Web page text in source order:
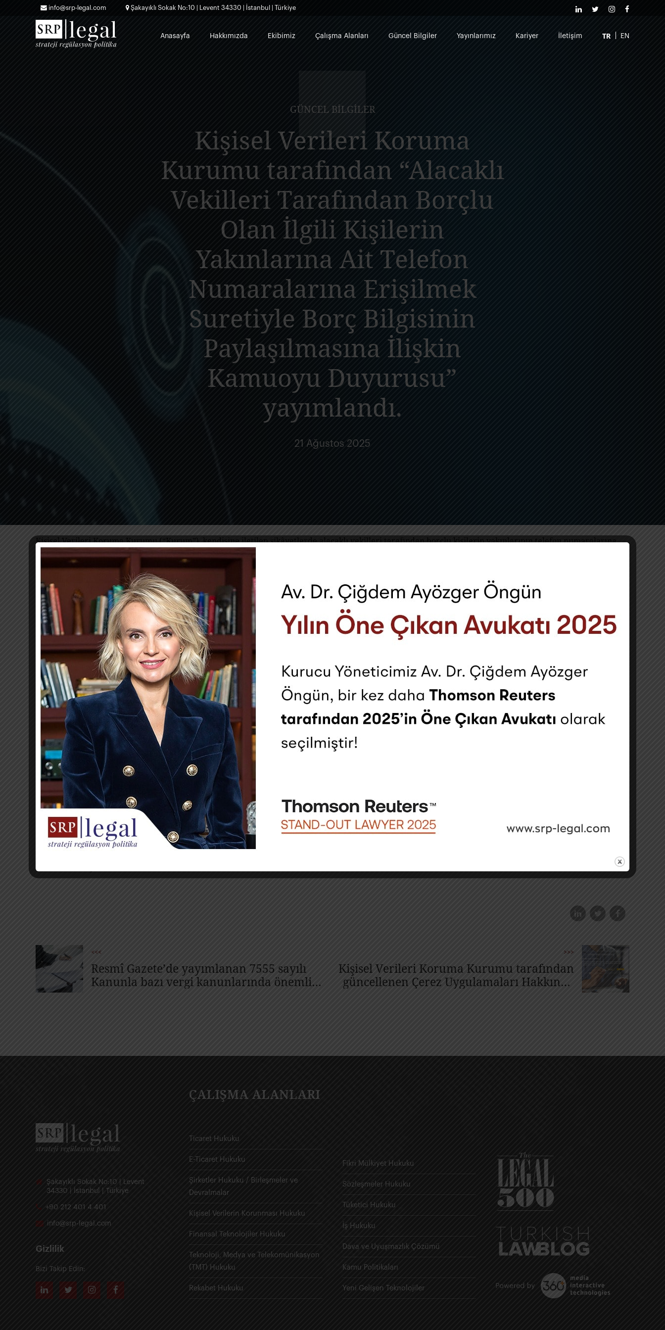
info@srp-legal.com Şakayıklı Sokak No:10 | Levent 34330 | İstanbul | Türkiye
Anasayfa Hakkımızda Ekibimiz Çalışma Alanları Güncel Bilgiler Yayınlarımız Kariyer İletişim TR EN
GÜNCEL BILGILER
Kişisel Verileri Koruma
Kurumu tarafından “Alacaklı
Vekilleri Tarafından Borçlu
Olan İlgili Kişilerin
Yakınlarına Ait Telefon
Numaralarına Erişilmek
Suretiyle Borç Bilgisinin
Paylaşılmasına İlişkin
Kamuoyu Duyurusu”
yayımlandı.
21 Ağustos 2025
Kişisel Verileri Koruma Kurumu (“Kurum”), kendisine iletilen şikâyetlerde alacaklı vekilleri tarafından borçlu kişilerin yakınlarının telefon numaralarına
erişildiği ve bu kişilerle borçlunun adı, soyadı ve borç bilgilerini içeren verilerin paylaşıldığını tespit etmiştir. Bu uygulama, kişisel verilerin işlenmesine
ilişkin mevzuat açısından ciddi riskler doğurmaktadır.
6698 sayılı Kişisel Verilerin Korunması Kanunu (“Kanun”), kişisel verilerin ancak hukuka uygun, belirli ve meşru amaçlarla, sınırlı ve ölçülü biçimde
işlenmesine izin vermektedir. Kanun’un 5. maddesi uyarınca açık rıza olmaksızın kişisel veri işlenmesi kural olarak mümkün değildir. Borçlu kişilerin
yakınlarına ait verilerin işlenmesi ise istisnalar kapsamında değerlendirilememektedir.
Ayrıca Kanun’un 12. maddesi, veri sorumlularına hukuka aykırı erişimi önlemek için gerekli teknik ve idari tedbirleri alma yükümlülüğü yüklemektedir. Bu
yükümlülüğün ihlali halinde Kanun’un 18. maddesi gereği 15.000 TL ile 1.000.000 TL arasında idari para cezası uygulanabilecektir.
Kurum, söz konusu uygulamanın borçluya ait bilgilerin üçüncü kişilerle paylaşılması ve yakınların kişisel verilerinin işlenmesi yönüyle Kanun’a aykırılık
teşkil edebileceğini, bu nedenle alacaklı vekillerinin yalnızca borçluya ilişkin verileri işlemesi ve tahsilat süreçlerinde veri güvenliğini gözetmesi gerektiğini
duyurmuştur.
Konuyla ilgili detaylı bilgi edinmek ve uyum sürecinde profesyonel destek almak için bizimle her zaman iletişime geçebilirsiniz.
İşbu hukuki duyuru güncel hukuki konular hakkında sadece genel bilgilendirme amacı ile hazırlanmış olup, Hukuki Duyuru içerisinde yer alan
değerlendirmeler hukuki tavsiye ya da hukuki görüş niteliği teşkil etmemektedir. İşbu Hukuki Duyuru içeriğinden dolayı herhangi bir şekilde SRP-Legal
alınması tavsiye edilir.
<<<
Resmî Gazete’de yayımlanan 7555 sayılı
Kanunla bazı vergi kanunlarında önemli
>>>
Kişisel Verileri Koruma Kurumu tarafından
güncellenen Çerez Uygulamaları Hakkında
Şakayıklı Sokak No:10 | Levent
34330 | İstanbul | Türkiye
+90 212 401 4 401
info@srp-legal.com
Gizlilik
Bizi Takip Edin:
ÇALIŞMA ALANLARI
Ticaret Hukuku
E-Ticaret Hukuku
Şirketler Hukuku / Birleşmeler ve
Devralmalar
Kişisel Verilerin Korunması Hukuku
Finansal Teknolojiler Hukuku
Teknoloji, Medya ve Telekomünikasyon
(TMT) Hukuku
Rekabet Hukuku
Fikri Mülkiyet Hukuku
Sözleşmeler Hukuku
Tüketici Hukuku
İş Hukuku
Dava ve Uyuşmazlık Çözümü
Kamu Politikaları
Yeni Gelişen Teknolojiler